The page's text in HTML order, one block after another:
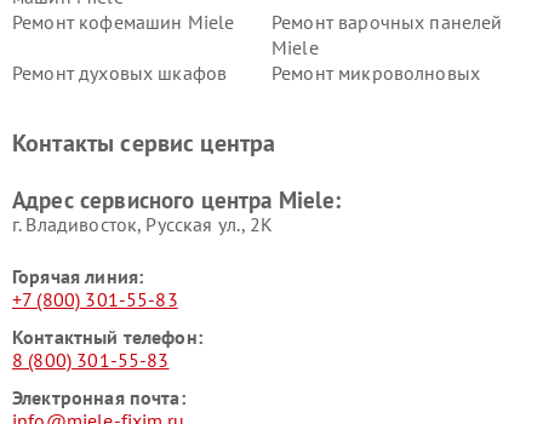
Ремонт кофемашин Miele
Ремонт варочных панелей
Miele
Ремонт духовых шкафов
Ремонт микроволновых
Miele
Miele
пылесосов Miele
Контакты сервис центра
Адрес сервисного центра Miele:
г. Владивосток, Русская ул., 2К
Горячая линия:
+7 (800) 301-55-83
Контактный телефон:
8 (800) 301-55-83
Электронная почта: